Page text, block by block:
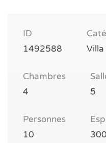
ID
1492588
Villa
Chambres
4
5
Personnes
10